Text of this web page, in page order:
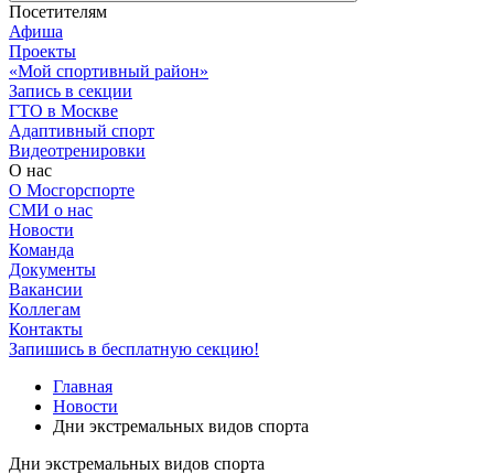
Посетителям
Афиша
Проекты
«Мой спортивный район»
Запись в секции
ГТО в Москве
Адаптивный спорт
Видеотренировки
О нас
О Мосгорспорте
СМИ о нас
Новости
Команда
Документы
Вакансии
Коллегам
Контакты
Запишись в бесплатную секцию!
Главная
Новости
Дни экстремальных видов спорта
Дни экстремальных видов спорта